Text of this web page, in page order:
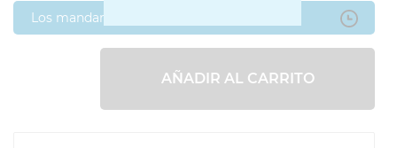
Los mandaré después
AÑADIR AL CARRITO